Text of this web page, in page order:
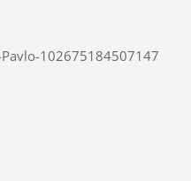
102675184507147